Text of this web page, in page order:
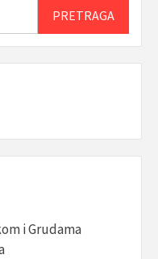
PRETRAGA
i Grudama